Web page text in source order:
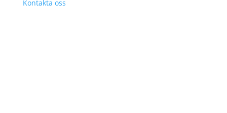
Kontakta oss